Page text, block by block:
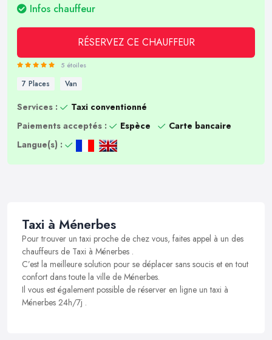
Infos chauffeur
RÉSERVEZ CE CHAUFFEUR
5 étoiles
7 Places Van
Services :
Taxi conventionné
Paiements acceptés :
Espèce
Carte bancaire
Langue(s) :
Taxi à Ménerbes
Pour trouver un taxi proche de chez vous, faites appel à un des
chauffeurs de Taxi à Ménerbes .
C’est la meilleure solution pour se déplacer sans soucis et en tout
confort dans toute la ville de Ménerbes.
Il vous est également possible de réserver en ligne un taxi à
Ménerbes 24h/7j .